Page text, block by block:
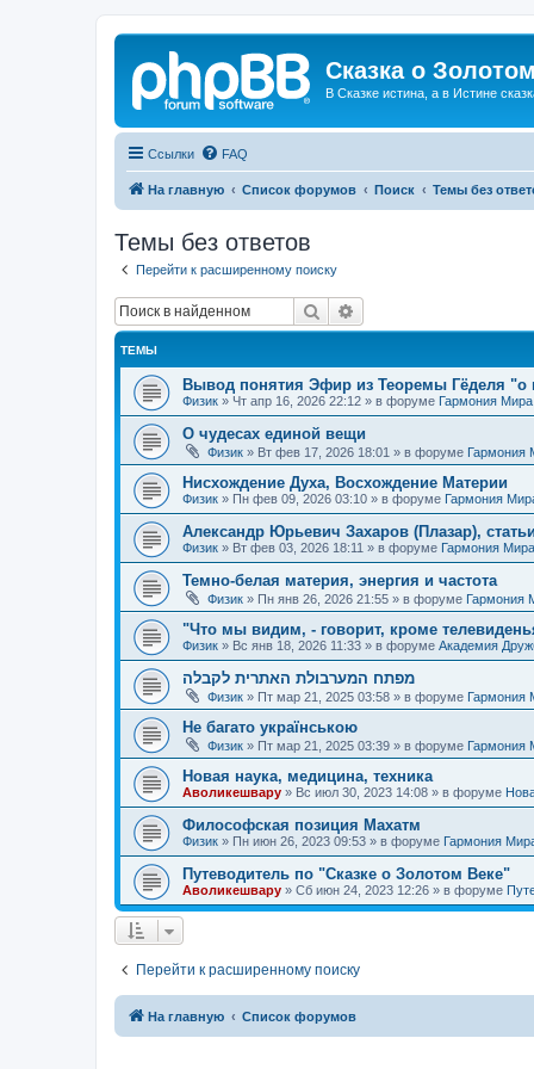
Сказка о
В Сказке истина, а в Истине
Ссылки FAQ
На главную Список форумов Поиск Темы без
Темы без ответов
Перейти к расширенному поиску
Поиск
ТЕМЫ
Вывод понятия Эфир из Теоремы Гёделя "о
Физик » Чт апр 16, 2026 22:12 » в форуме Гармония Мира
О чудесах единой вещи
Физик » Вт фев 17, 2026 18:01 » в форуме Гармония
Нисхождение Духа, Восхождение Материи
Физик » Пн фев 09, 2026 03:10 » в форуме Гармония
Александр Юрьевич Захаров (Плазар), статьи
Физик » Вт фев 03, 2026 18:11 » в форуме Гармония Мира
Темно-белая материя, энергия и частота
Физик » Пн янв 26, 2026 21:55 » в форуме Гармония
"Что мы видим, - говорит, кроме
Физик » Вс янв 18, 2026 11:33 » в форуме Академия
מפתח המערבולת האתרית לקבלה
Физик » Пт мар 21, 2025 03:58 » в форуме Гармония
Не багато українською
Физик » Пт мар 21, 2025 03:39 » в форуме Гармония
Новая наука, медицина, техника
Аволикешвару » Вс июл 30, 2023 14:08 » в форуме
Философская позиция Махатм
Физик » Пн июн 26, 2023 09:53 » в форуме Гармония
Путеводитель по "Сказке о Золотом Веке"
Аволикешвару » Сб июн 24, 2023 12:26 » в форуме
Перейти к расширенному поиску
На главную Список форумов